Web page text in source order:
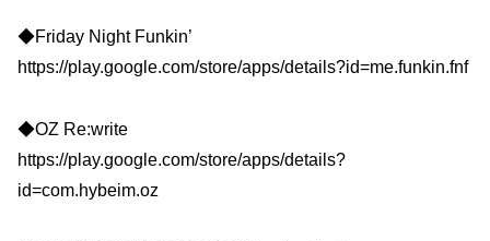
◆Friday Night Funkin’
https://play.google.com/store/apps/details?id=me.funkin.fnf
◆OZ Re:write
https://play.google.com/store/apps/details?
id=com.hybeim.oz